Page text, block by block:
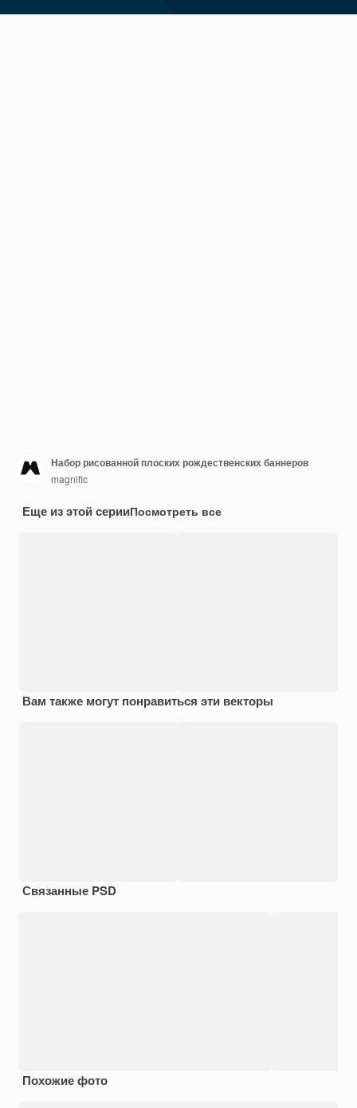
Набор рисованной плоских рождественских баннеров
magnific
Еще из этой серииПосмотреть все
Вам также могут понравиться эти векторы
Связанные PSD
Похожие фото